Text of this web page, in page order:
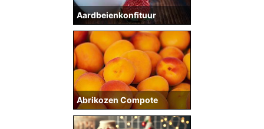
Aardbeienkonfituur
Abrikozen Compote